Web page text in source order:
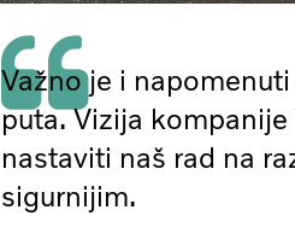
Važno je i
puta. Vizija
nastaviti naš rad na
sigurnijim.